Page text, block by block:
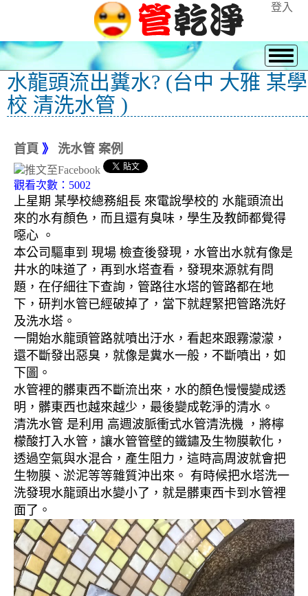
登入
水龍頭流出糞水? (台中 大雅 某學
校 清洗水管 )
首頁 》 洗水管 案例
觀看次數：5002
上星期 某學校總務組長 來電說學校的 水龍頭流出
來的水有顏色，而且還有臭味，學生及教師都覺得
噁心 。
本公司驅車到 現場 檢查後發現，水管出水就有像是
井水的味道了，再到水塔查看，發現來源就有問
題，在仔細往下查詢，管路往水塔的管路都在地
下，研判水管已經破掉了，當下就趕緊把管路洗好
及洗水塔。
一開始水龍頭管路就噴出汙水，看起來跟霧濛濛，
還不斷發出惡臭，就像是糞水一般，不斷噴出，如
下圖。
水管裡的髒東西不斷流出來，水的顏色慢慢變成透
明，髒東西也越來越少，最後變成乾淨的清水。
清洗水管 是利用 高週波脈衝式水管清洗機 ，將檸
檬酸打入水管，讓水管管壁的鐵鏽及生物膜軟化，
透過空氣與水混合，產生阻力，這時高周波就會把
生物膜、淤泥等等雜質沖出來。 有時候把水塔洗一
洗發現水龍頭出水變小了，就是髒東西卡到水管裡
面了。